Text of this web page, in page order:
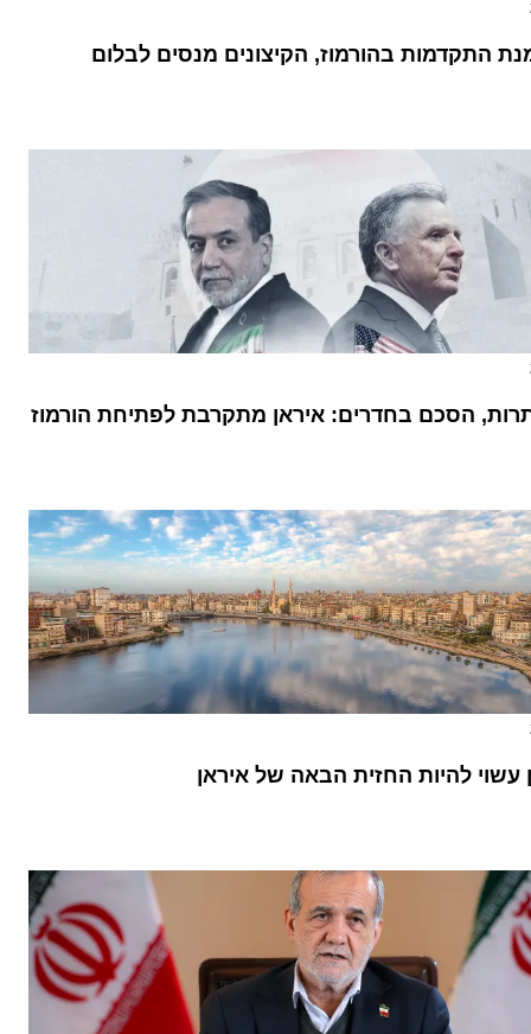
התקדמות בהורמוז, הקיצונים מנסים לבלום
הסכם בחדרים: איראן מתקרבת לפתיחת הורמוז
עשוי להיות החזית הבאה של איראן